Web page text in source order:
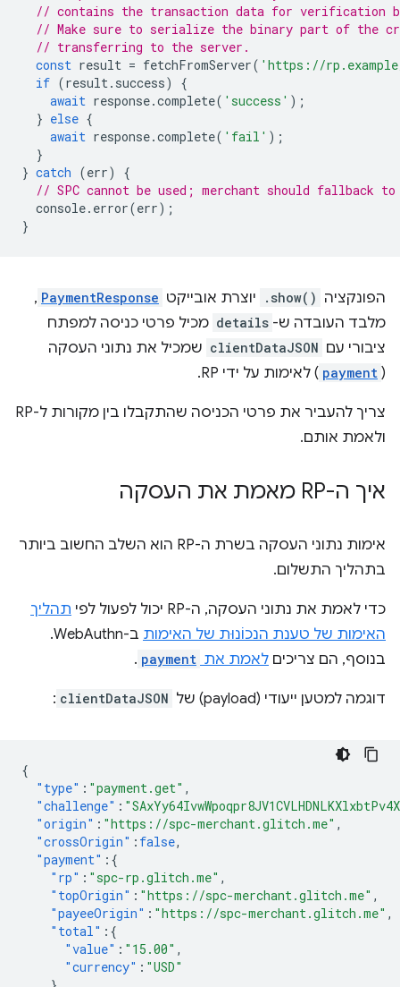
// contains the transaction data for verification
// Make sure to serialize the binary part of the
// transferring to the server.
const result = fetchFromServer( 'https://
if (result. success)
{
await response.complete( 'success' );
} else {
await response.complete( 'fail' );
}
} catch (err)
{
// SPC cannot be used; merchant should fallback
console. error(err);
}
הפונקציה .show() יוצרת אובייקט PaymentResponse
,
מלבד העובדה ש- details מכיל פרטי כניסה למפתח
ציבורי עם clientDataJSON שמכיל את נתוני העסקה
(
payment ) לאימות על ידי RP.
צריך להעביר את פרטי הכניסה שהתקבלו בין מקורות ל-RP
ולאמת אותם.
איך ה-RP מאמת את העסקה
אימות נתוני העסקה בשרת ה-RP הוא השלב החשוב ביותר
בתהליך התשלום.
כדי לאמת את נתוני העסקה, ה-RP יכול לפעול לפי
תהליך
האימות של טענת הנכוֹנוּת של האימות
ב-WebAuthn.
בנוסף, הם צריכים לאמת את payment
.
דוגמה למטען ייעודי (payload) של clientDataJSON
:
{
"type" : "payment.get" ,
"challenge" :
"origin" : "https://spc-merchant.glitch.me" ,
"crossOrigin" : false,
"payment" :{
"rp" : "spc-rp.glitch.me" ,
"topOrigin" : "https://spc-merchant.glitch.me" ,
"payeeOrigin" : "https://spc-merchant.glitch.me" ,
"total" :{
"value" : "15.00" ,
"currency" : "USD"